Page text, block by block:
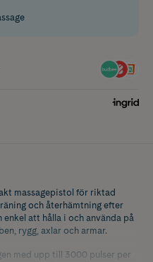
massagepistol för riktad
och återhämtning efter
att hålla i och använda på
rygg, axlar och armar.
med upp till 3000 pulser per